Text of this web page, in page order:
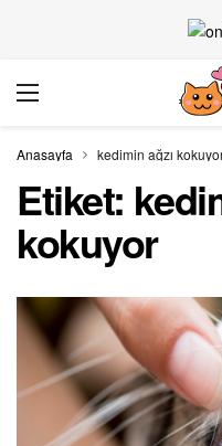
Anasayfa kedimin ağzı
Etiket:
kokuyor